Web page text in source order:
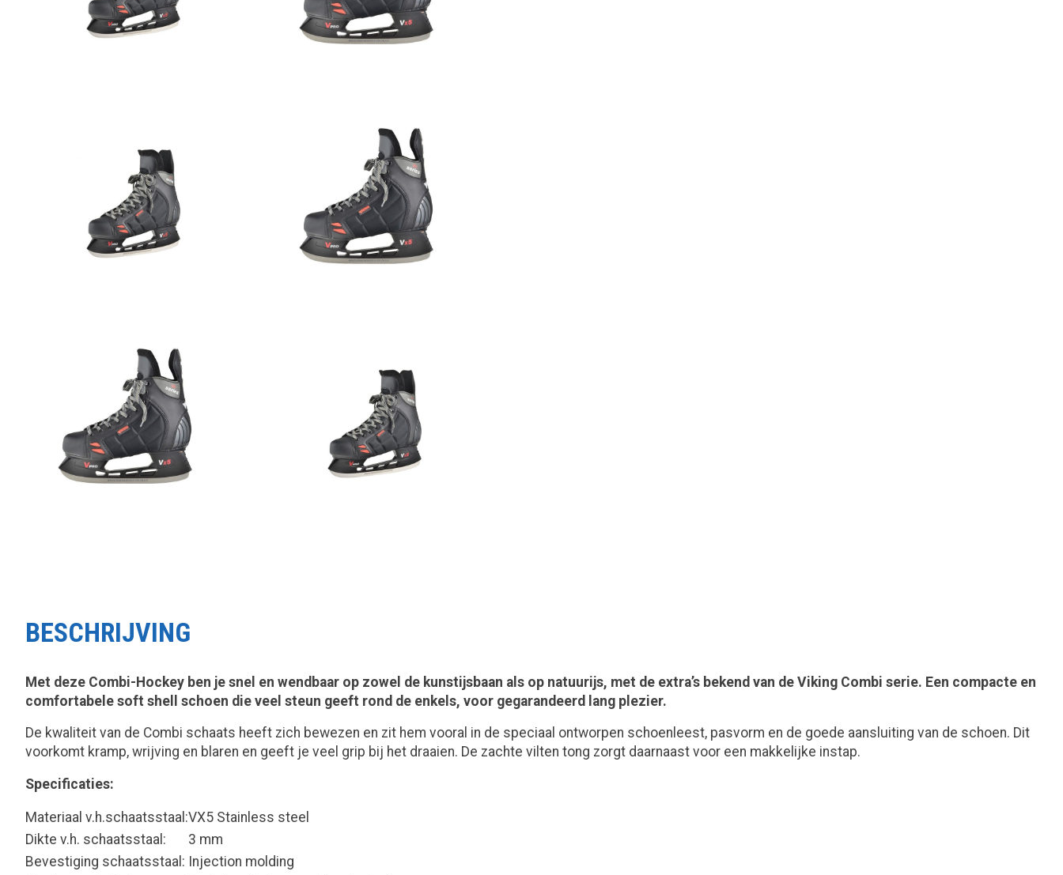
BESCHRIJVING
Met deze Combi-Hockey ben je snel en wendbaar op zowel de kunstijsbaan als op natuurijs, met de extra’s bekend van de Viking Combi serie. Een compacte en
comfortabele soft shell schoen die veel steun geeft rond de enkels, voor gegarandeerd lang plezier.
De kwaliteit van de Combi schaats heeft zich bewezen en zit hem vooral in de speciaal ontworpen schoenleest, pasvorm en de goede aansluiting van de schoen. Dit
voorkomt kramp, wrijving en blaren en geeft je veel grip bij het draaien. De zachte vilten tong zorgt daarnaast voor een makkelijke instap.
Specificaties:
Materiaal v.h.schaatsstaal:VX5 Stainless steel
Dikte v.h. schaatsstaal:
3 mm
Bevestiging schaatsstaal: Injection molding